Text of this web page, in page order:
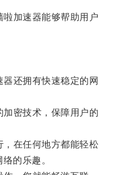
加速器能够帮助用户
还拥有快速稳定的网
密技术，保障用户的
在任何地方都能轻松
的乐趣。